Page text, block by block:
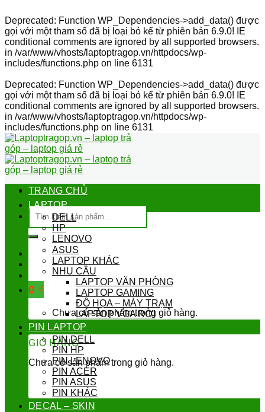
Deprecated: Function WP_Dependencies->add_data() được
gọi với một tham số đã bị loại bỏ kể từ phiên bản 6.9.0! IE
conditional comments are ignored by all supported browsers.
in /var/www/vhosts/laptoptragop.vn/httpdocs/wp-
includes/functions.php on line 6131
Deprecated: Function WP_Dependencies->add_data() được
gọi với một tham số đã bị loại bỏ kể từ phiên bản 6.9.0! IE
conditional comments are ignored by all supported browsers.
in /var/www/vhosts/laptoptragop.vn/httpdocs/wp-
includes/functions.php on line 6131
Skip
to
content
Tìm
kiếm:
0 ₫
Chưa có sản phẩm trong giỏ hàng.
GIỎ HÀNG
Chưa có sản phẩm trong giỏ hàng.
TRANG CHỦ
LAPTOP
DELL
HP
LENOVO
ASUS
LAPTOP KHÁC
NHU CẦU
LAPTOP VĂN PHÒNG
LAPTOP GAMING
ĐỒ HỌA – MÁY TRẠM
LAPTOP VGA RỜI
PIN LAPTOP
PIN DELL
PIN HP
PIN LENOVO
PIN ACER
PIN ASUS
PIN KHÁC
DECAL – SKIN